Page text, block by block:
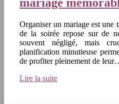
Organiser un mariage est une
de la soirée repose sur de
souvent négligé, mais
planification minutieuse
de profiter pleinement de
Lire la suite